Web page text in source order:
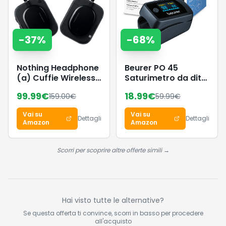
-37%
Nothing Headphone
(a) Cuffie Wireless
Cancellazione
Attiva del Rumore,
fino a 135h
Autonomia, Hi-Res,
Spatial Audio,
Controlli Tattili –
99.99€159.00€
Vai su
Amazon
Dettagli
-68%
Beurer PO 45
Saturimetro da dito
Certificato,
Monitoraggio della
Saturazione di
Ossigeno,
Frequenza
Cardiaca, Indice di
Spegnimento
18.99€59.99€
Vai su
Amazon
Dettagli
Scorri per scoprire altre offerte simili →
Hai visto tutte le alternative?
Se questa offerta ti convince, scorri in basso per procedere
all'acquisto